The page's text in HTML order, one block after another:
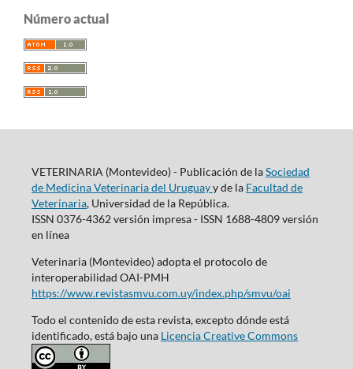
Número actual
VETERINARIA (Montevideo) - Publicación de laSociedad
de Medicina Veterinaria del Uruguayy de la Facultad de
Veterinaria, Universidad de la República.
ISSN 0376-4362 versión impresa - ISSN 1688-4809 versión
en línea
Veterinaria (Montevideo) adopta el protocolo de
interoperabilidad OAI-PMH
https://www.revistasmvu.com.uy/index.php/smvu/oai
Todo el contenido de esta revista, excepto dónde está
identificado, está bajo una Licencia Creative Commons